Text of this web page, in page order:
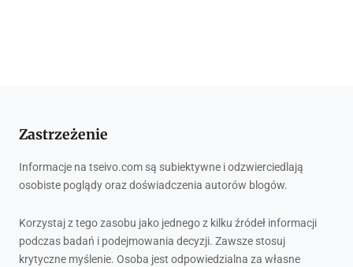
Zastrzeżenie
Informacje na tseivo.com są subiektywne i odzwierciedlają
osobiste poglądy oraz doświadczenia autorów blogów.
Korzystaj z tego zasobu jako jednego z kilku źródeł informacji
podczas badań i podejmowania decyzji. Zawsze stosuj
krytyczne myślenie. Osoba jest odpowiedzialna za własne